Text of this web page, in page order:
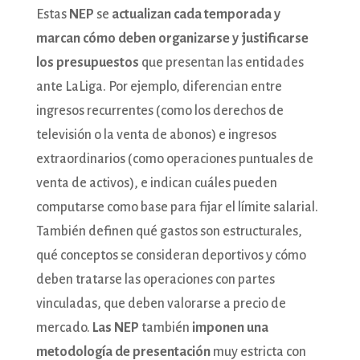
Estas NEP se actualizan cada temporada y
marcan cómo deben organizarse y justificarse
los presupuestos que presentan las entidades
ante LaLiga. Por ejemplo, diferencian entre
ingresos recurrentes (como los derechos de
televisión o la venta de abonos) e ingresos
extraordinarios (como operaciones puntuales de
venta de activos), e indican cuáles pueden
computarse como base para fijar el límite salarial.
También definen qué gastos son estructurales,
qué conceptos se consideran deportivos y cómo
deben tratarse las operaciones con partes
vinculadas, que deben valorarse a precio de
mercado. Las NEP también imponen una
metodología de presentaciónmuy estricta con